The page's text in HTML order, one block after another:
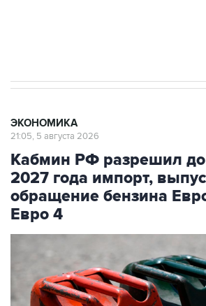
ЭКОНОМИКА
21:05, 5 августа 2026
Кабмин РФ разрешил
2027 года импорт,
обращение бензина
Евро 4